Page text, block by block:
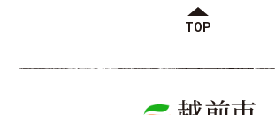
TOP